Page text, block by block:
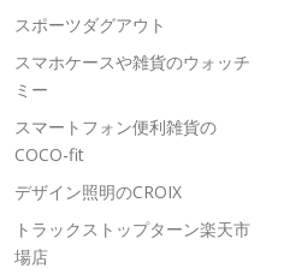
スポーツダグアウト
スマホケースや雑貨のウォッチ
ミー
スマートフォン便利雑貨の
COCO-fit
デザイン照明のCROIX
トラックストップターン楽天市
場店